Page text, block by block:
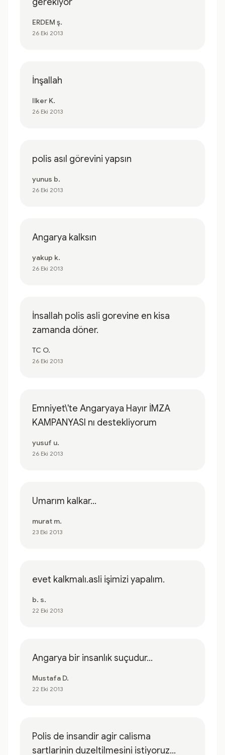
ERDEM ş.
26 Eki 2013
İnşallah
Ilker K.
26 Eki 2013
polis asıl görevini yapsın
yunus b.
26 Eki 2013
Angarya kalksın
yakup k.
26 Eki 2013
İnsallah polis asli gorevine en kisa
zamanda döner.
TC O.
26 Eki 2013
Emniyet\'te Angaryaya Hayır İMZA
KAMPANYASI nı destekliyorum
yusuf u.
26 Eki 2013
Umarım kalkar...
murat m.
23 Eki 2013
evet kalkmalı.asli işimizi yapalım.
b. s.
22 Eki 2013
Angarya bir insanlık suçudur...
Mustafa D.
22 Eki 2013
Polis de insandir agir calisma
sartlarinin duzeltilmesini istiyoruz...